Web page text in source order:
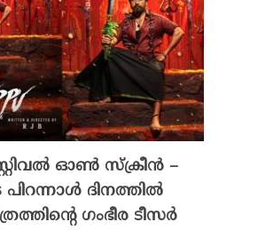
ഓൺ സ്‌ക്രീൻ –
ദിനത്തിൽ
ഗംഭീര ടീസർ